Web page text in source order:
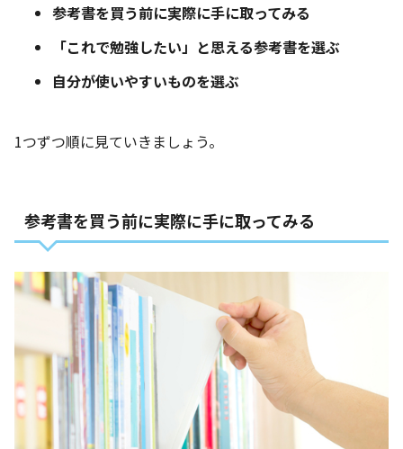
参考書を買う前に実際に手に取ってみる
「これで勉強したい」と思える参考書を選ぶ
自分が使いやすいものを選ぶ
1つずつ順に見ていきましょう。
参考書を買う前に実際に手に取ってみる